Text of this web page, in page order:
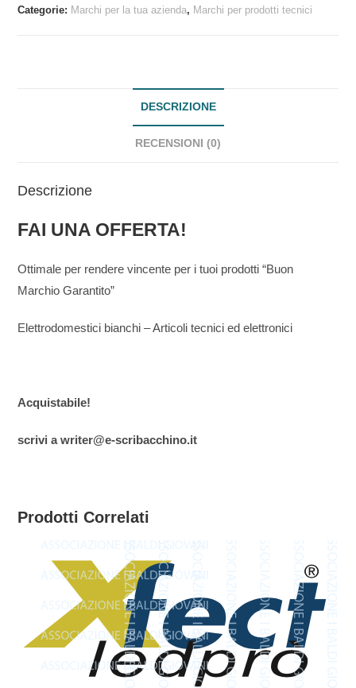
Categorie: Marchi per la tua azienda, Marchi per prodotti tecnici
DESCRIZIONE
RECENSIONI (0)
Descrizione
FAI UNA OFFERTA!
Ottimale per rendere vincente per i tuoi prodotti “Buon
Marchio Garantito”
Elettrodomestici bianchi – Articoli tecnici ed elettronici
Acquistabile!
scrivi a writer@e-scribacchino.it
Prodotti Correlati